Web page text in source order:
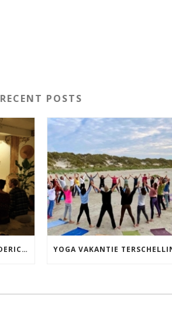
RECENT POSTS
MANTRA ZINGEN MET DIEDERICK IN LEEUWARDEN VRIJDAG 12 JUNI KIRTAN